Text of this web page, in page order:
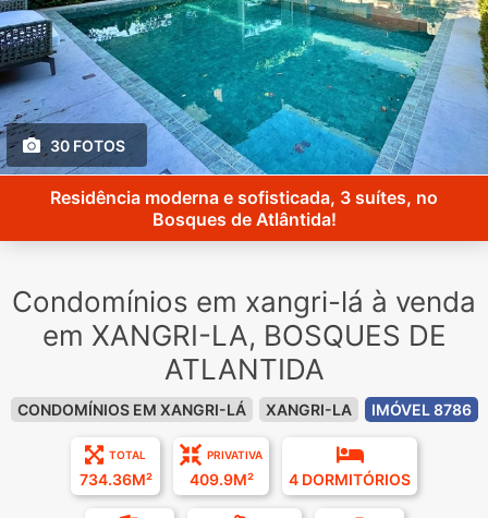
30 FOTOS
Residência moderna e sofisticada, 3 suítes, no
Bosques de Atlântida!
Condomínios em xangri-lá à venda
em XANGRI-LA, BOSQUES DE
ATLANTIDA
CONDOMÍNIOS EM XANGRI-LÁ XANGRI-LA IMÓVEL 8786
TOTAL
734.36M²
PRIVATIVA
409.9M² 4 DORMITÓRIOS